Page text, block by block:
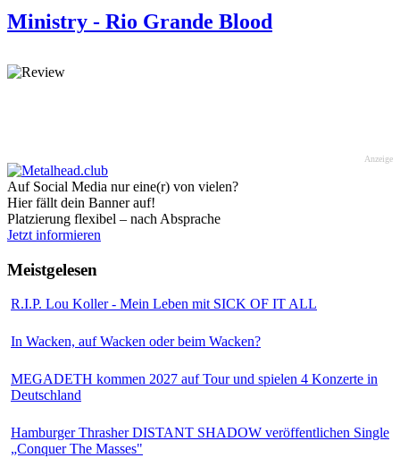
Ministry - Rio Grande Blood
Anzeige
Auf Social Media nur eine(r) von vielen?
Hier fällt dein Banner auf!
Platzierung flexibel – nach Absprache
Jetzt informieren
Meistgelesen
R.I.P. Lou Koller - Mein Leben mit SICK OF IT ALL
In Wacken, auf Wacken oder beim Wacken?
MEGADETH kommen 2027 auf Tour und spielen 4 Konzerte in
Deutschland
Hamburger Thrasher DISTANT SHADOW veröffentlichen Single
„Conquer The Masses"